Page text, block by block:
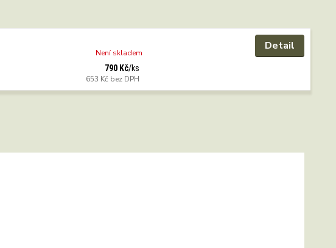
790 Kč/ks
653 Kč bez DPH
Není skladem
Detail